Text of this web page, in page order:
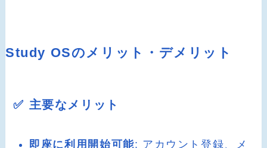
Study OSのメリット・デメリット
✅ 主要なメリット
即座に利用開始可能: アカウント登録、メ